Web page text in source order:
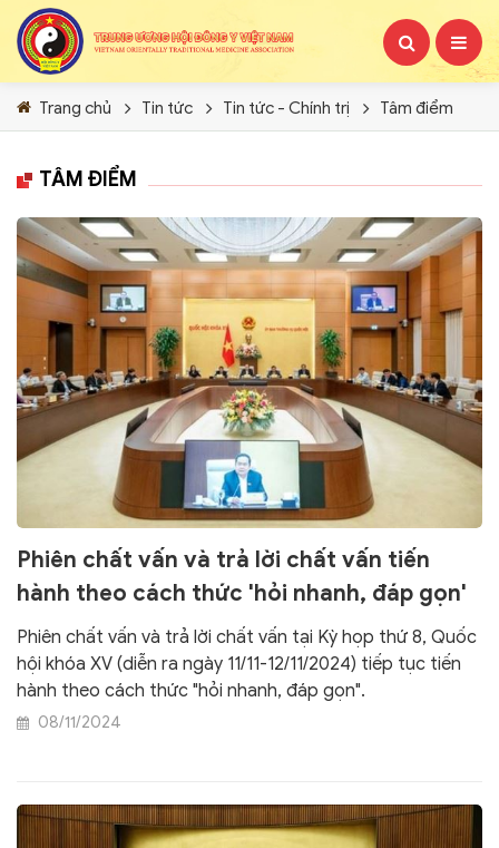
Trang chủ Tin tức Tin tức - Chính trị Tâm điểm
TÂM ĐIỂM
Phiên chất vấn và trả lời chất vấn tiến
hành theo cách thức 'hỏi nhanh, đáp gọn'
Phiên chất vấn và trả lời chất vấn tại Kỳ họp thứ 8, Quốc
hội khóa XV (diễn ra ngày 11/11-12/11/2024) tiếp tục tiến
hành theo cách thức "hỏi nhanh, đáp gọn".
08/11/2024